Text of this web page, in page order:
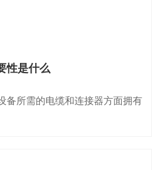
性是什么
备所需的电缆和连接器方面拥有